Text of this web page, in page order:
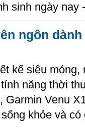
sinh ngày nay
ngôn
kế siêu mỏng,
năng thời
Venu
khỏe và